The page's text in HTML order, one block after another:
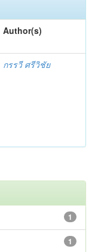
Author(s)
กรรวี ศรีวิชัย
1
1